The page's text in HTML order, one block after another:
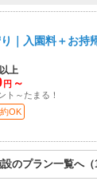
｜入園料＋お持
上
円 ～
ト～たまる！
OK
のプラン一覧へ（1